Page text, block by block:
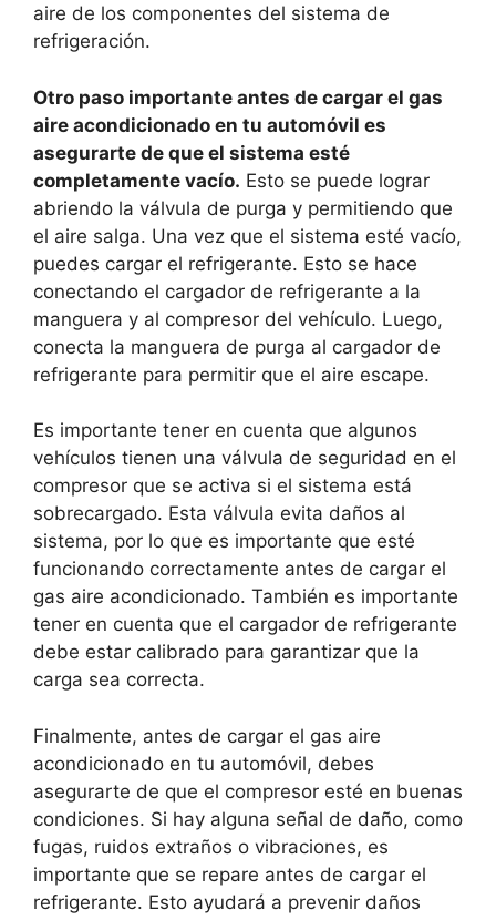
aire de los componentes del sistema de
refrigeración.
Otro paso importante antes de cargar el gas
aire acondicionado en tu automóvil es
asegurarte de que el sistema esté
completamente vacío. Esto se puede lograr
abriendo la válvula de purga y permitiendo que
el aire salga. Una vez que el sistema esté vacío,
puedes cargar el refrigerante. Esto se hace
conectando el cargador de refrigerante a la
manguera y al compresor del vehículo. Luego,
conecta la manguera de purga al cargador de
refrigerante para permitir que el aire escape.
Es importante tener en cuenta que algunos
vehículos tienen una válvula de seguridad en el
compresor que se activa si el sistema está
sobrecargado. Esta válvula evita daños al
sistema, por lo que es importante que esté
funcionando correctamente antes de cargar el
gas aire acondicionado. También es importante
tener en cuenta que el cargador de refrigerante
debe estar calibrado para garantizar que la
carga sea correcta.
Finalmente, antes de cargar el gas aire
acondicionado en tu automóvil, debes
asegurarte de que el compresor esté en buenas
condiciones. Si hay alguna señal de daño, como
fugas, ruidos extraños o vibraciones, es
importante que se repare antes de cargar el
refrigerante. Esto ayudará a prevenir daños